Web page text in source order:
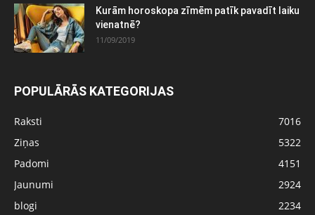
Kurām horoskopa zīmēm patīk pavadīt laiku
vienatnē?
11/09/2019
POPULĀRĀS KATEGORIJAS
Raksti
7016
Ziņas
5322
Padomi
4151
Jaunumi
2924
blogi
2234